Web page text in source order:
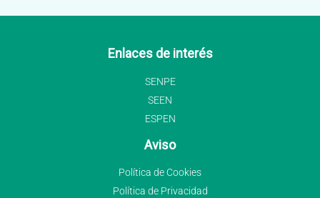
Enlaces de interés
SENPE
SEEN
ESPEN
Aviso
Política de Cookies
Política de Privacidad